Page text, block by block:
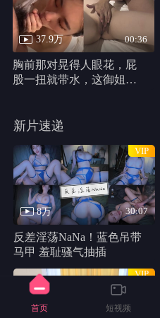
37.9万 00:36
胸前那对晃得人眼花，屁
股一扭就带水，这御姐身
新片速递
8万 30:07
VIP
反差淫荡NaNa！蓝色吊带
马甲 羞耻骚气抽插
VIP
首页 短视频